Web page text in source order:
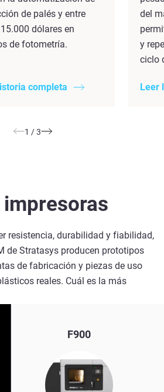
de palés y entre
dólares en
de fotometría.
completa
del
y
ciclo
Leer
1 /3
resistencia, durabilidad y fiabilidad,
de Stratasys producen prototipos
de fabricación y piezas de uso
reales. Cuál es la más
F900